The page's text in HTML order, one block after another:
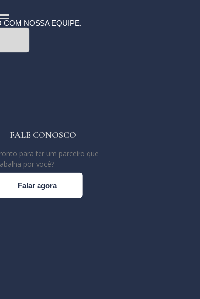
COM NOSSA EQUIPE.
FALE CONOSCO
para ter um parceiro que
por você?
Falar agora